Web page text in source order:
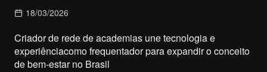
18/03/2026
Criador de rede de academias une tecnologia e
experiênciacomo frequentador para expandir o conceito
de bem-estar no Brasil